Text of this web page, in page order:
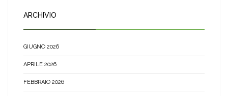
ARCHIVIO
GIUGNO 2026
APRILE 2026
FEBBRAIO 2026